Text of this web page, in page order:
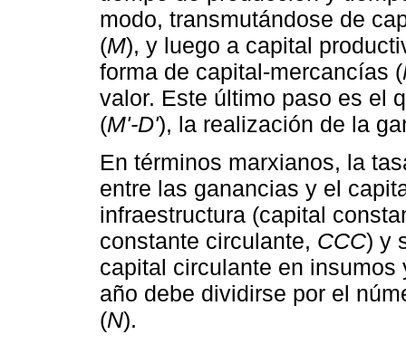
modo, transmutándose de
(M), y luego a capital
forma de capital-mercancías (
valor. Este último paso es el
(M'-D'), la realización de la
En términos marxianos, la
entre las ganancias y el
infraestructura (capital
constante circulante, CCC) y
capital circulante en
año debe dividirse por el
(N).